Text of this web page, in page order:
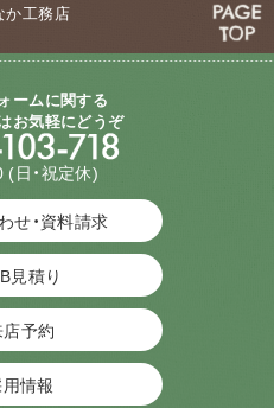
工務店
ームに関する
お気軽にどうぞ
(日・祝定休)
せ・資料請求
見積り
予約
情報